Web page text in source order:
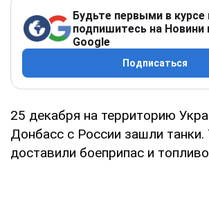
Будьте первыми в курсе
подпишитесь на Новини
Google
Подписаться
25 декабря на территорию
Донбасс с России зашли
доставили боеприпас и